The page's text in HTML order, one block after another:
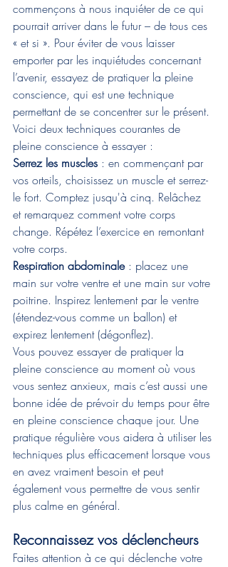
commençons à nous inquiéter de ce qui
pourrait arriver dans le futur – de tous ces
« et si ». Pour éviter de vous laisser
emporter par les inquiétudes concernant
l’avenir, essayez de pratiquer la pleine
conscience, qui est une technique
permettant de se concentrer sur le présent.
Voici deux techniques courantes de
pleine conscience à essayer :
Serrez les muscles : en commençant par
vos orteils, choisissez un muscle et serrez-
le fort. Comptez jusqu'à cinq. Relâchez
et remarquez comment votre corps
change. Répétez l’exercice en remontant
votre corps.
Respiration abdominale : placez une
main sur votre ventre et une main sur votre
poitrine. Inspirez lentement par le ventre
(étendez-vous comme un ballon) et
expirez lentement (dégonflez).
Vous pouvez essayer de pratiquer la
pleine conscience au moment où vous
vous sentez anxieux, mais c’est aussi une
bonne idée de prévoir du temps pour être
en pleine conscience chaque jour. Une
pratique régulière vous aidera à utiliser les
techniques plus efficacement lorsque vous
en avez vraiment besoin et peut
également vous permettre de vous sentir
plus calme en général.
Reconnaissez vos déclencheurs
Faites attention à ce qui déclenche votre